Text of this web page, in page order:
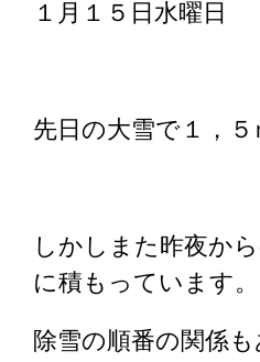
１月１５日水曜日
先日の大雪で１，
しかしまた昨夜か
に積もっています。
除雪の順番の関係